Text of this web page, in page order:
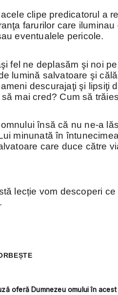
clipe predicatorul a
farurilor care
eventualele pericole.
fel ne deplasăm şi noi
lumină salvatoare şi
descurajaţi şi lipsiţi
mai cred? Cum să
însă că nu ne-a
minunată în
care duce către
lecție vom descoperi
oferă Dumnezeu omului în